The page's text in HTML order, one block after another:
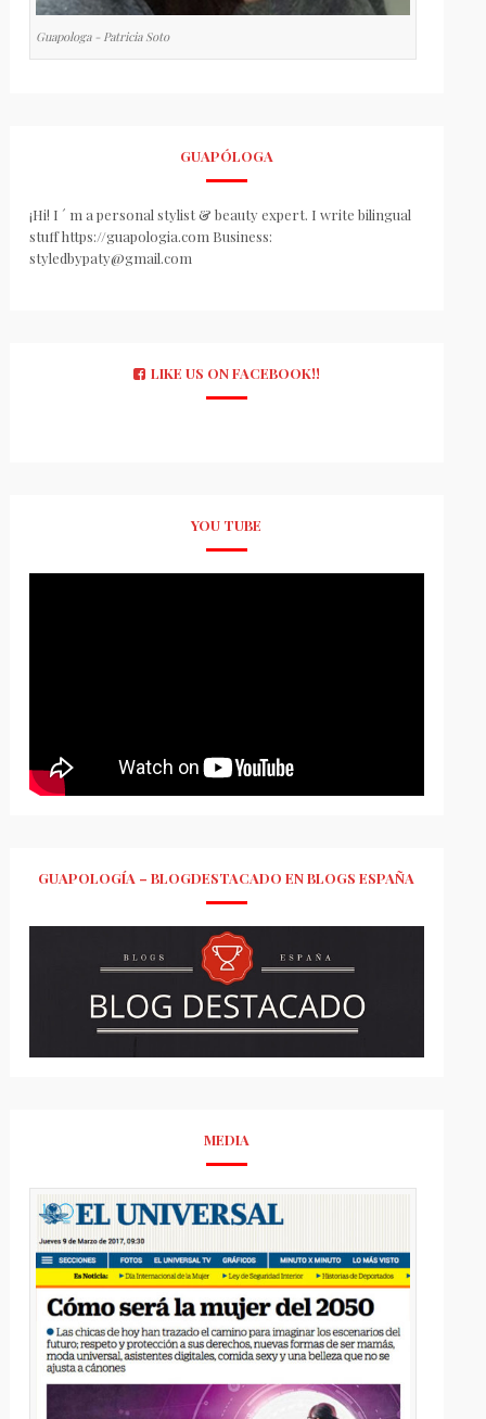
Guapologa - Patricia Soto
GUAPÓLOGA
¡Hi! I ´ m a personal stylist & beauty expert. I write bilingual
stuff https://guapologia.com Business:
styledbypaty@gmail.com
LIKE US ON FACEBOOK!!
YOU TUBE
GUAPOLOGÍA – BLOGDESTACADO EN BLOGS ESPAÑA
MEDIA